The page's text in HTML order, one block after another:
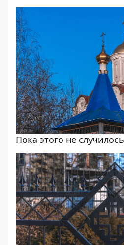
Пока этого не случилось